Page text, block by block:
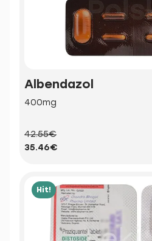
Albendazol
400mg
42.55€
35.46€
Hit!